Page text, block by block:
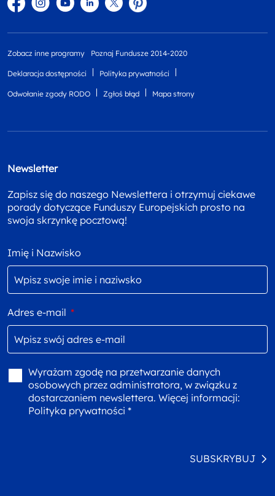
Zobacz inne programy Poznaj Fundusze 2014-2020
Deklaracja dostępności Polityka prywatności
Odwołanie zgody RODO Zgłoś błąd Mapa strony
Newsletter
Zapisz się do naszego Newslettera i otrzymuj ciekawe
porady dotyczące Funduszy Europejskich prosto na
swoja skrzynkę pocztową!
Imię i Nazwisko
Adres e-mail *
Wyrażam zgodę na przetwarzanie danych
osobowych przez administratora, w związku z
dostarczaniem newslettera. Więcej informacji:
Polityka prywatności *
SUBSKRYBUJ